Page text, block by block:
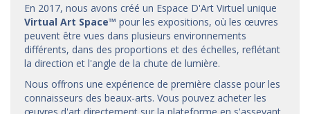
En 2017, nous avons créé un Espace D'Art Virtuel unique
Virtual Art Space™ pour les expositions, où les œuvres
peuvent être vues dans plusieurs environnements
différents, dans des proportions et des échelles, reflétant
la direction et l'angle de la chute de lumière.
Nous offrons une expérience de première classe pour les
connaisseurs des beaux-arts. Vous pouvez acheter les
œuvres d'art directement sur la plateforme en s'asseyant